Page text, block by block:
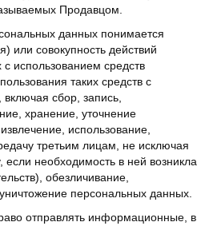
Продавцом.
данных понимается
или совокупность действий
использованием средств
таких средств с
сбор, запись,
хранение, уточнение
использование,
третьим лицам, не исключая
если необходимость в ней возникла
обезличивание,
персональных данных.
отправлять информационные, в